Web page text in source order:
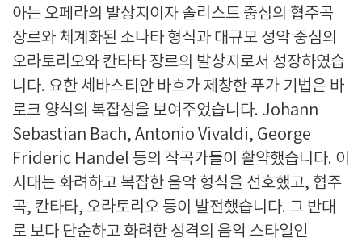
아는 오페라의 발상지이자 솔리스트 중심의 협주곡
장르와 체계화된 소나타 형식과 대규모 성악 중심의
오라토리오와 칸타타 장르의 발상지로서 성장하였습
니다. 요한 세바스티안 바흐가 제창한 푸가 기법은 바
로크 양식의 복잡성을 보여주었습니다. Johann
Sebastian Bach, Antonio Vivaldi, George
Frideric Handel 등의 작곡가들이 활약했습니다. 이
시대는 화려하고 복잡한 음악 형식을 선호했고, 협주
곡, 칸타타, 오라토리오 등이 발전했습니다. 그 반대
로 보다 단순하고 화려한 성격의 음악 스타일인